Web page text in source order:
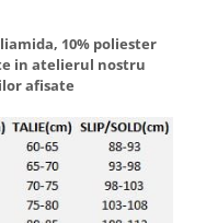
10% poliester
in atelierul nostru
afisate